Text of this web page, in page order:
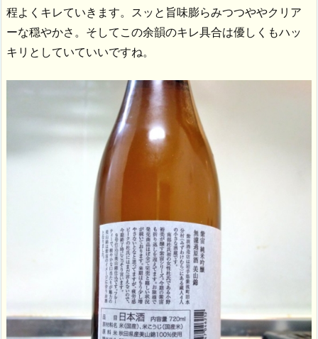
程よくキレていきます。スッと旨味膨らみつつややクリア
ーな穏やかさ。そしてこの余韻のキレ具合は優しくもハッ
キリとしていていいですね。